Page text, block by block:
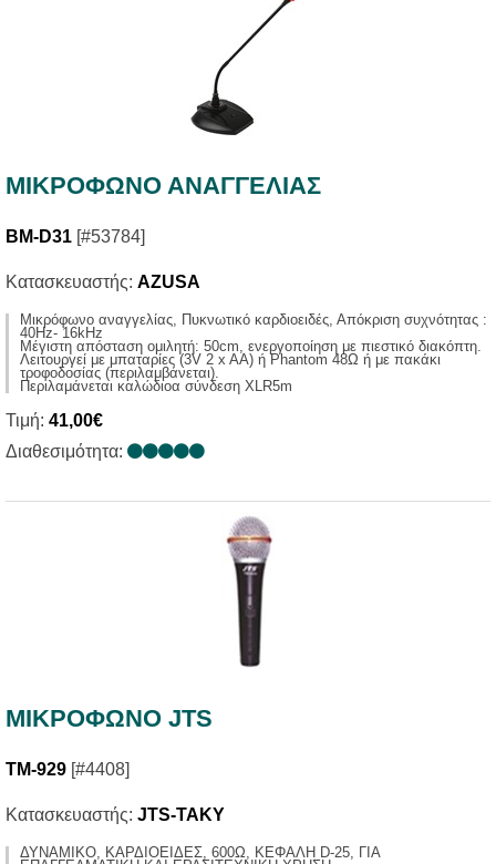
ΜΙΚΡΟΦΩΝΟ ΑΝΑΓΓΕΛΙΑΣ
BM-D31 [#53784]
Κατασκευαστής: AZUSA
Μικρόφωνο αναγγελίας, Πυκνωτικό καρδιοειδές, Απόκριση συχνότητας :
40Hz- 16kHz
Μέγιστη απόσταση ομιλητή: 50cm, ενεργοποίηση με πιεστικό διακόπτη.
Λειτουργεί με μπαταρίες (3V 2 x AA) ή Phantom 48Ω ή με πακάκι
τροφοδοσίας (περιλαμβάνεται).
Περιλαμάνεται καλώδιοα σύνδεση XLR5m
Τιμή: 41,00€
Διαθεσιμότητα:
ΜΙΚΡΟΦΩΝΟ JTS
TM-929 [#4408]
Κατασκευαστής: JTS-TAKY
ΔΥΝΑΜΙΚΟ, ΚΑΡΔΙΟΕΙΔΕΣ, 600Ω, ΚΕΦΑΛΗ D-25, ΓΙΑ